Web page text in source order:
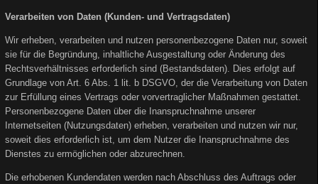
Verarbeiten von Daten (Kunden- und Vertragsdaten)
Wir erheben, verarbeiten und nutzen personenbezogene Daten nur, soweit
sie für die Begründung, inhaltliche Ausgestaltung oder Änderung des
Rechtsverhältnisses erforderlich sind (Bestandsdaten). Dies erfolgt auf
Grundlage von Art. 6 Abs. 1 lit. b DSGVO, der die Verarbeitung von Daten
zur Erfüllung eines Vertrags oder vorvertraglicher Maßnahmen gestattet.
Personenbezogene Daten über die Inanspruchnahme unserer
Internetseiten (Nutzungsdaten) erheben, verarbeiten und nutzen wir nur,
soweit dies erforderlich ist, um dem Nutzer die Inanspruchnahme des
Dienstes zu ermöglichen oder abzurechnen.
Die erhobenen Kundendaten werden nach Abschluss des Auftrags oder